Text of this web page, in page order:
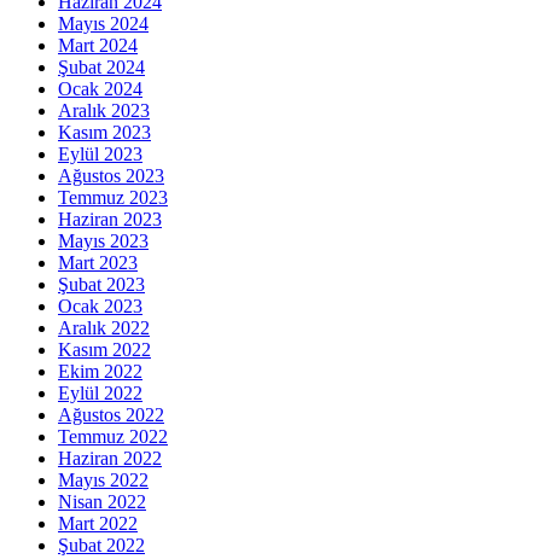
Mayıs 2024
Mart 2024
Şubat 2024
Ocak 2024
Aralık 2023
Kasım 2023
Eylül 2023
Ağustos 2023
Temmuz 2023
Haziran 2023
Mayıs 2023
Mart 2023
Şubat 2023
Ocak 2023
Aralık 2022
Kasım 2022
Ekim 2022
Eylül 2022
Ağustos 2022
Temmuz 2022
Haziran 2022
Mayıs 2022
Nisan 2022
Mart 2022
Şubat 2022